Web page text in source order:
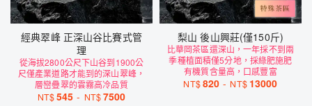
經典翠峰 正深山谷比賽式管
理
從海拔2800公尺下山谷到1900公
尺僅產業道路才能到的深山翠峰，
層巒疊翠的雲霧高冷品質
NT$545 - NT$7500
梨山 後山興莊(僅150斤)
比華岡茶區還深山，一年採不到兩
季種植面積僅5分地，採綠肥施肥
有機質含量高，口感豐富
NT$820 - NT$ 13000